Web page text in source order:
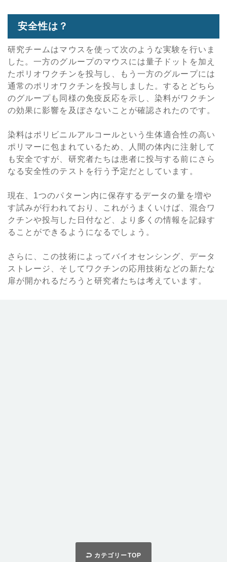
安全性は？
研究チームはマウスを使って次のような実験を行いま
した。一方のグループのマウスには量子ドットを加え
たポリオワクチンを投与し、もう一方のグループには
通常のポリオワクチンを投与しました。するとどちら
のグループも同様の免疫反応を示し、染料がワクチン
の効果に影響を及ぼさないことが確認されたのです。
染料はポリビニルアルコールという生体適合性の高い
ポリマーに包まれているため、人間の体内に注射して
も安全ですが、研究者たちは患者に投与する前にさら
なる安全性のテストを行う予定だとしています。
現在、1つのパターン内に保存するデータの量を増や
す試みが行われており、これがうまくいけば、混合ワ
クチンや投与した日付など、より多くの情報を記録す
ることができるようになるでしょう。
さらに、この技術によってバイオセンシング、データ
ストレージ、そしてワクチンの応用技術などの新たな
扉が開かれるだろうと研究者たちは考えています。
カテゴリーTOP